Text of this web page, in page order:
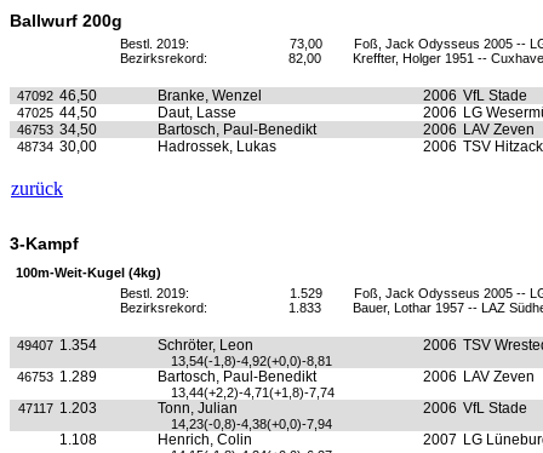
Ballwurf 200g
Bestl. 2019: 73,00
Foß, Jack Odysseus 2005 --
Bezirksrekord:
82,00 Kreffter, Holger 1951 --
47092 46,50 Branke, Wenzel 2006 VfL Stade
47025 44,50 Daut, Lasse 2006 LG
46753 34,50 Bartosch, Paul-Benedikt 2006 LAV Zeven
48734 30,00 Hadrossek, Lukas 2006 TSV
zurück
3-Kampf
100m-Weit-Kugel (4kg)
Bestl. 2019:
1.529
Foß, Jack Odysseus 2005 --
Bezirksrekord:
1.833 Bauer, Lothar 1957 -- LAZ
49407 1.354 Schröter, Leon 2006 TSV
13,54(-1,8)-4,92(+0,0)-8,81
46753 1.289 Bartosch, Paul-Benedikt 2006 LAV Zeven
13,44(+2,2)-4,71(+1,8)-7,74
47117 1.203 Tonn, Julian 2006 VfL Stade
14,23(-0,8)-4,38(+0,0)-7,94
1.108 Henrich, Colin 2007 LG